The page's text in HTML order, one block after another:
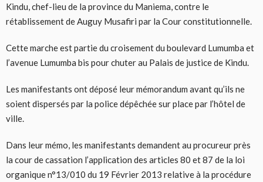
Kindu, chef-lieu de la province du Maniema, contre le
rétablissement de Auguy Musafiri par la Cour constitutionnelle.
Cette marche est partie du croisement du boulevard Lumumba et
l’avenue Lumumba bis pour chuter au Palais de justice de Kindu.
Les manifestants ont déposé leur mémorandum avant qu’ils ne
soient dispersés par la police dépêchée sur place par l’hôtel de
ville.
Dans leur mémo, les manifestants demandent au procureur près
la cour de cassation l’application des articles 80 et 87 de la loi
organique n°13/010 du 19 Février 2013 relative à la procédure